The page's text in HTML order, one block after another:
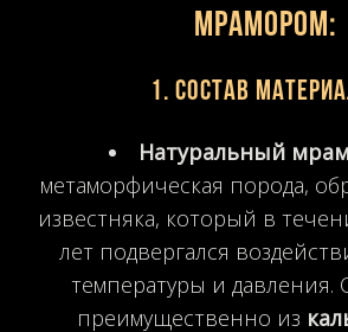
мрамором:
1. Состав
Натуральный
метаморфическая порода,
известняка, который в
лет подвергался
температуры и давления.
преимущественно из